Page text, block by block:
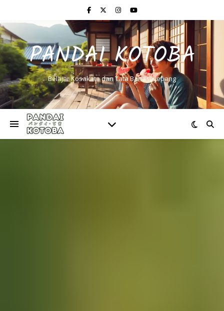
PANDAI KOTOBA
Belajar Kosakata dan Tata Bahasa Jepang